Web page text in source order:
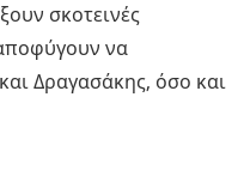
σκοτεινές
να
Δραγασάκης, όσο και